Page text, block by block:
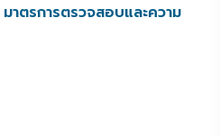
าตรการตรวจสอบและความ